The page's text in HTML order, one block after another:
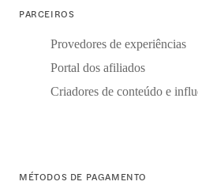
PARCEIROS
Provedores de experiências
Portal dos afiliados
Criadores de conteúdo e
MÉTODOS DE PAGAMENTO